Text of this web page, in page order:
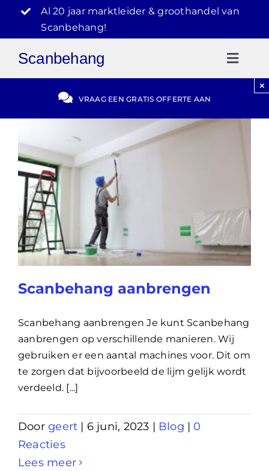
inhoud
Al 20 jaar marktleider & groothandel van
Scanbehang!
Scanbehang
Gratis Offerte
Video Reviews
030-2072303
VRAAG EEN GRATIS OFFERTE AAN
×
Scanbehang aanbrengen
Scanbehang aanbrengen Je kunt Scanbehang
aanbrengen op verschillende manieren. Wij
gebruiken er een aantal machines voor. Dit om
te zorgen dat bijvoorbeeld de lijm gelijk wordt
verdeeld. [...]
Doorgeert | 6 juni, 2023 | Blog | 0
Reacties
Lees meer